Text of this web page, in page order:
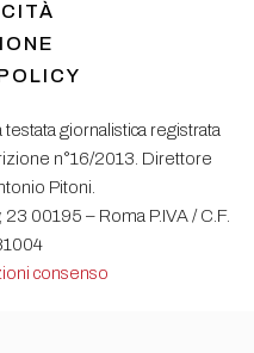
giornalistica registrata
n°16/2013. Direttore
Pitoni.
00195 – Roma P.IVA / C.F.
consenso